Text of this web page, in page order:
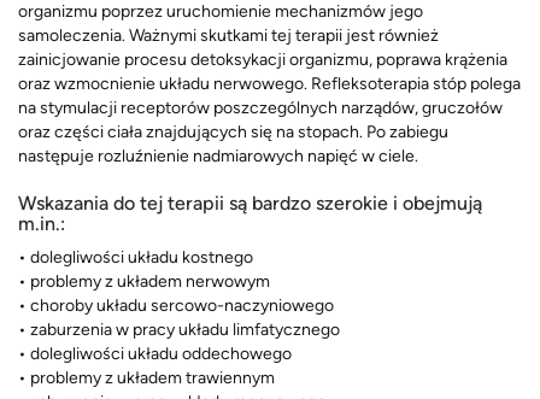
organizmu poprzez uruchomienie mechanizmów jego
samoleczenia. Ważnymi skutkami tej terapii jest również
zainicjowanie procesu detoksykacji organizmu, poprawa krążenia
oraz wzmocnienie układu nerwowego. Refleksoterapia stóp polega
na stymulacji receptorów poszczególnych narządów, gruczołów
oraz części ciała znajdujących się na stopach. Po zabiegu
następuje rozluźnienie nadmiarowych napięć w ciele.
Wskazania do tej terapii są bardzo szerokie i obejmują
m.in.:
• dolegliwości układu kostnego
• problemy z układem nerwowym
• choroby układu sercowo-naczyniowego
• zaburzenia w pracy układu limfatycznego
• dolegliwości układu oddechowego
• problemy z układem trawiennym